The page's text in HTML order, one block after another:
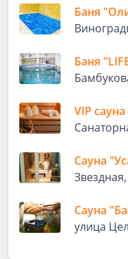
Баня
Баня
VIP
Сауна
Сауна
улица